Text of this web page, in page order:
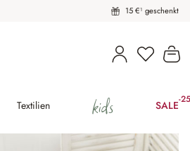
15 €¹ geschenkt
Du hast
Textilien kids SALE-